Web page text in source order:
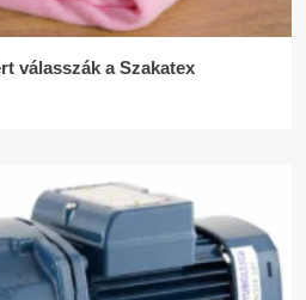
válasszák a Szakatex